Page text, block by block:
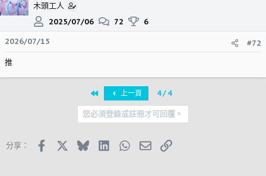
木頭工人
2025/07/06
72
6
2026/07/15
#72
推
首個 上一頁 4 / 4
您必須登錄或註冊才可回覆。
分享： FacebookX (Twitter)
BlueskyLinkedInWhatsApp
郵件 鏈接